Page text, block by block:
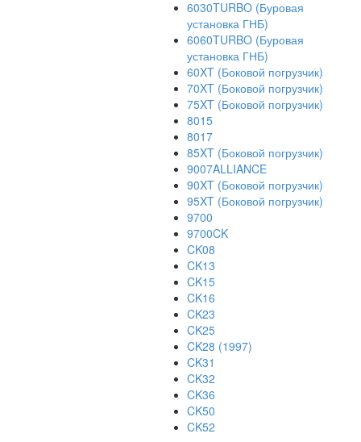
6030TURBO (Буровая
установка ГНБ)
6060TURBO (Буровая
установка ГНБ)
60XT (Боковой погрузчик)
70XT (Боковой погрузчик)
75XT (Боковой погрузчик)
8015
8017
85XT (Боковой погрузчик)
9007ALLIANCE
90XT (Боковой погрузчик)
95XT (Боковой погрузчик)
9700
9700CK
CK08
CK13
CK15
CK16
CK23
CK25
CK28 (1997)
CK31
CK32
CK36
CK50
CK52